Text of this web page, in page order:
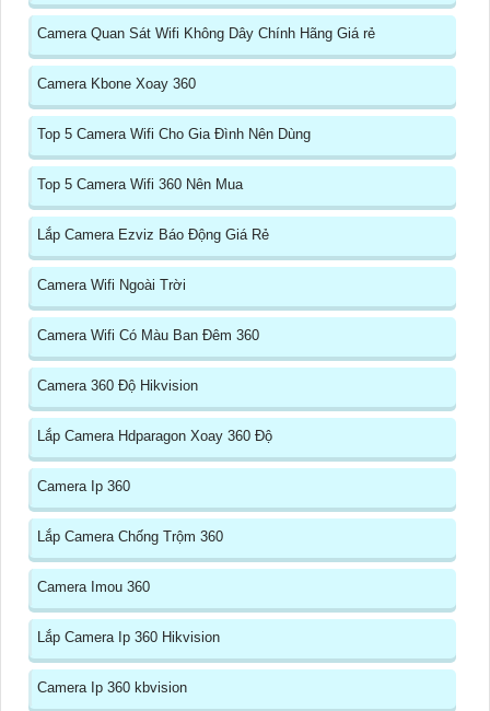
Camera Quan Sát Wifi Không Dây Chính Hãng Giá rẻ
Camera Kbone Xoay 360
Top 5 Camera Wifi Cho Gia Đình Nên Dùng
Top 5 Camera Wifi 360 Nên Mua
Lắp Camera Ezviz Báo Động Giá Rẻ
Camera Wifi Ngoài Trời
Camera Wifi Có Màu Ban Đêm 360
Camera 360 Độ Hikvision
Lắp Camera Hdparagon Xoay 360 Độ
Camera Ip 360
Lắp Camera Chống Trộm 360
Camera Imou 360
Lắp Camera Ip 360 Hikvision
Camera Ip 360 kbvision